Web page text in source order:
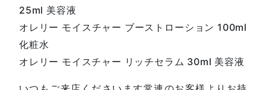
25ml 美容液
オレリー モイスチャー ブーストローション 100ml
化粧水
オレリー モイスチャー リッチセラム 30ml 美容液